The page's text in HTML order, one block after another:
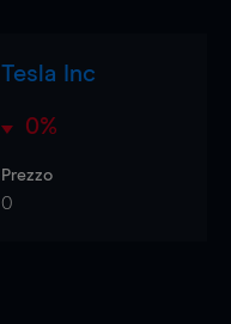
Tesla Inc
0%
Prezzo
0